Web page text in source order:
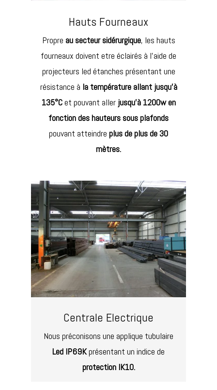
Hauts Fourneaux
Propre au secteur sidérurgique, les hauts
fourneaux doivent etre éclairés à l’aide de
projecteurs led étanches présentant une
résistance à la température allant jusqu’à
135°Cet pouvant aller jusqu’à 1200wen
fonction des hauteurs sous plafonds
pouvant atteindre plus de plus de 30
mètres.
Centrale Electrique
Nous préconisons une applique tubulaire
Led IP69Kprésentant un indice de
protection IK10.